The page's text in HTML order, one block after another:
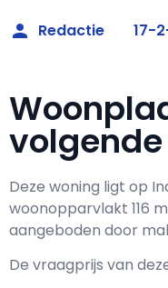
Redactie 17-
Deze woning ligt op
woonopparvlakt 116
aangeboden door
De vraagprijs van